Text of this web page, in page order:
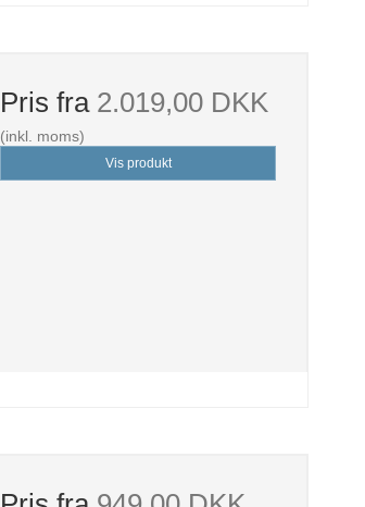
Pris fra 2.019,00 DKK
(inkl. moms)
Vis produkt